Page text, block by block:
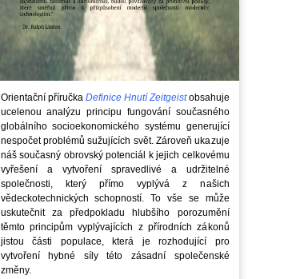
Orientační příručka Definice Hnutí Zeitgeistobsahuje
ucelenou analýzu principu fungování současného
globálního socioekonomického systému generující
nespočet problémů sužujících svět. Zároveň ukazuje
náš současný obrovský potenciál k jejich celkovému
vyřešení a vytvoření spravedlivé a udržitelné
společnosti, který přímo vyplývá z našich
vědeckotechnických schopností. To vše se může
uskutečnit za předpokladu hlubšího porozumění
těmto principům vyplývajících z přírodních zákonů
jistou části populace, která je rozhodující pro
vytvoření hybné síly této zásadní společenské
změny.